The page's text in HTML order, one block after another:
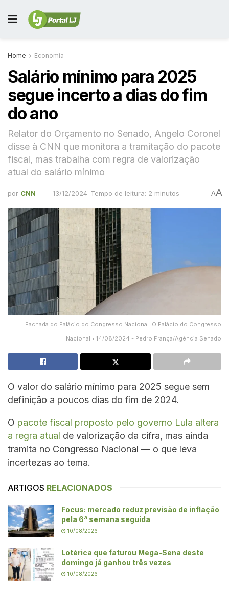
Home Economia
Salário mínimo para 2025
segue incerto a dias do fim
do ano
Relator do Orçamento no Senado, Angelo Coronel
disse à CNN que monitora a tramitação do pacote
fiscal, mas trabalha com regra de valorização
atual do salário mínimo
por CNN 13/12/2024 Tempo de leitura: 2 minutos AA
Fachada do Palácio do Congresso Nacional. O Palácio do Congresso
Nacional • 14/08/2024 - Pedro França/Agência Senado
O valor do salário mínimo para 2025 segue sem
definição a poucos dias do fim de 2024.
O pacote fiscal proposto pelo governo Lula altera
a regra atual de valorização da cifra, mas ainda
tramita no Congresso Nacional — o que leva
incertezas ao tema.
ARTIGOS RELACIONADOS
Focus: mercado reduz previsão de inflação
pela 6ª semana seguida
10/08/2026
Lotérica que faturou Mega-Sena deste
domingo já ganhou três vezes
10/08/2026